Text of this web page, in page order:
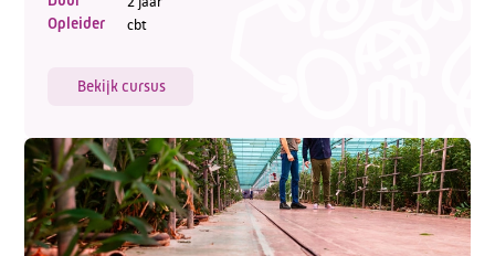
Opleider cbt
Bekijk cursus